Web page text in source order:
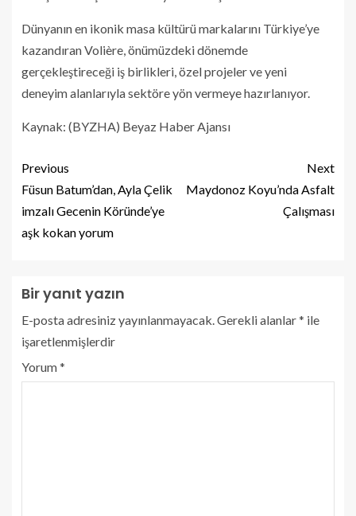
Dünyanın en ikonik masa kültürü markalarını Türkiye’ye
kazandıran Volière, önümüzdeki dönemde
gerçekleştireceği iş birlikleri, özel projeler ve yeni
deneyim alanlarıyla sektöre yön vermeye hazırlanıyor.
Kaynak: (BYZHA) Beyaz Haber Ajansı
Previous
Füsun Batum’dan, Ayla Çelik
imzalı Gecenin Köründe’ye
aşk kokan yorum
Next
Maydonoz Koyu’nda Asfalt
Çalışması
Bir yanıt yazın
E-posta adresiniz yayınlanmayacak. Gerekli alanlar* ile
işaretlenmişlerdir
Yorum*